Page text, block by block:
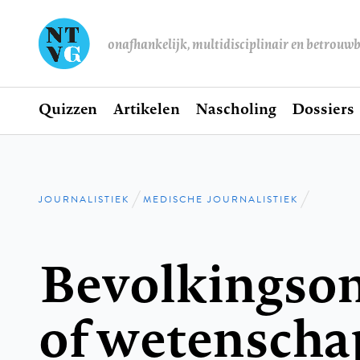
onafhankelijk, multidisciplinair en
Hoofdnavigatie
Home
Quizzen Artikelen Nascholing Dossiers
Kruimelpad
JOURNALISTIEK MEDISCHE JOURNALISTIEK
of